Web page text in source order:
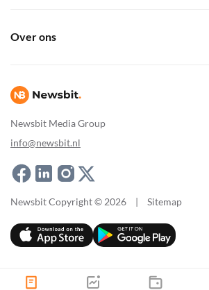
Newsbit Media Group
info@newsbit.nl
Over ons
Newsbit Copyright © 2026 | Sitemap